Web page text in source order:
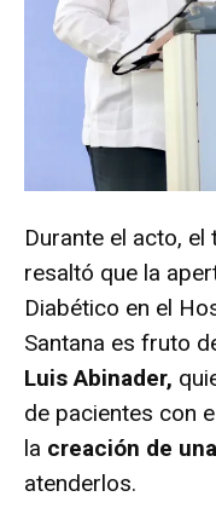
Durante el acto, el
resaltó que la
Diabético en el
Santana es fruto
Luis Abinader,
de pacientes con
la creación de
atenderlos.